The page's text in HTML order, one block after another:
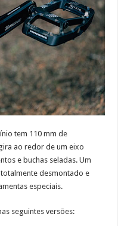
tem 110 mm de
ao redor de um eixo
e buchas seladas. Um
desmontado e
especiais.
seguintes versões: